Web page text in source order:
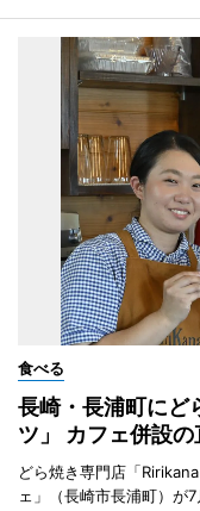
食べる
長崎・長浦町にど
ツ」 カフェ併設
どら焼き専門店「
ェ」（長崎市長浦町）が